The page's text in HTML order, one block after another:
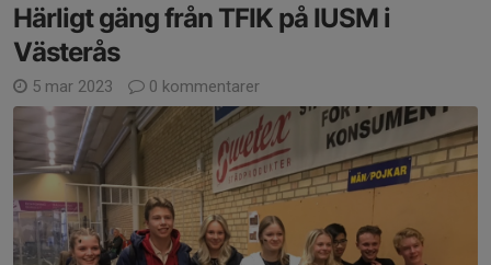
Härligt gäng från TFIK på IUSM i
Västerås
5 mar 2023 0 kommentarer